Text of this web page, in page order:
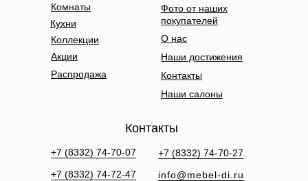
Комнаты
Коллекции
Акции
Распродажа
+7 (8332) 74-70-07
+7 (8332) 74-72-47
+7 (8332) 74-70-27
info@mebel-di.ru
Контакты
Фото от наших
покупателей
О нас
Контакты
Наши салоны
Наши достижения
Кухни